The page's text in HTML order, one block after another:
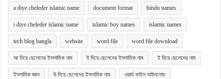
a diye cheleder islamic name document format hindu names
i diye cheleder islamic name islamic boy names islamic names
tech blog bangla website word file word file download
আ দিয়ে ছেলেদের ইসলামিক নাম ই দিয়ে ছেলেদের ইসলামিক নাম ই দিয়ে ছেলেদের নাম
ইসলামিক জ্ঞান উ দিয়ে ছেলেদের ইসলামিক নাম ওয়ার্ড ফাইল ডাউনলোড